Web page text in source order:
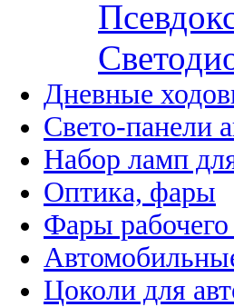
Дневные
Свето-панели
Набор ламп
Оптика, фары
Фары рабочего
Цоколи для